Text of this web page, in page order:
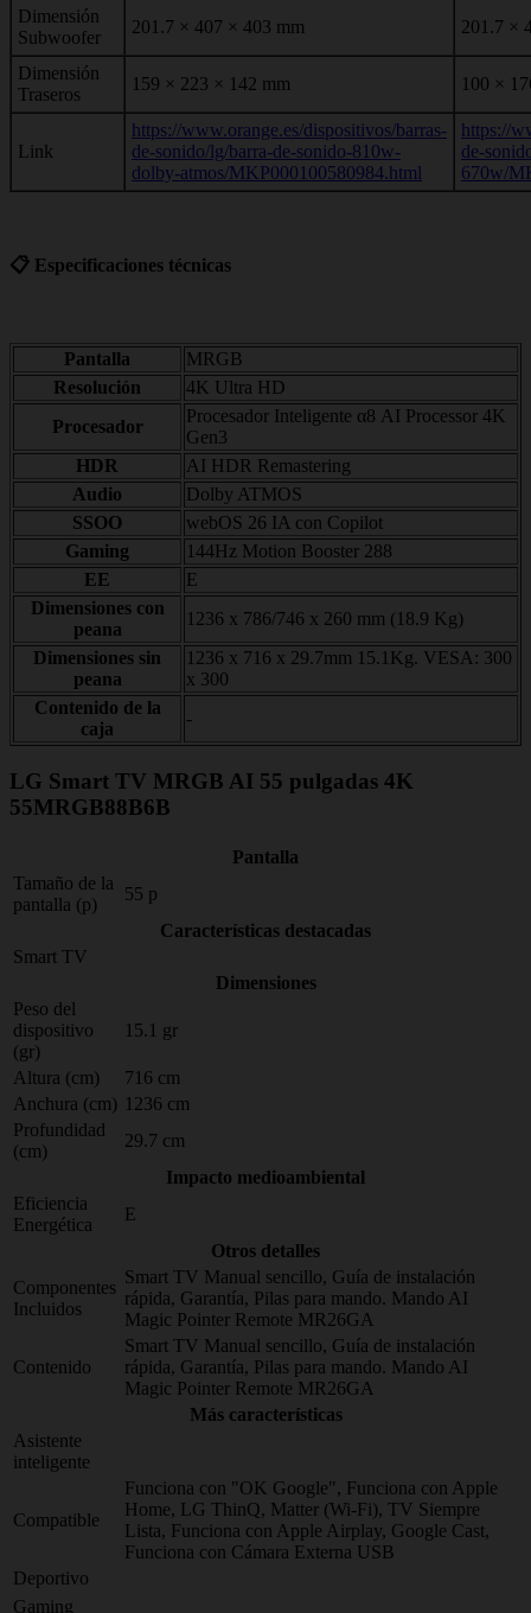
Dimensión
Subwoofer
201.7 × 407 × 403 mm 201.7 ×
Dimensión
Traseros
159 × 223 × 142 mm 100 ×
Link
https://www.orange.es/dispositivos/barras-
de-sonido/lg/barra-de-sonido-810w-
dolby-atmos/MKP000100580984.html
https://
de-
670w/
📋 Especificaciones técnicas
Pantalla
MRGB
Resolución
4K Ultra HD
Procesador
Procesador Inteligente α8 AI Processor 4K
Gen3
HDR
AI HDR Remastering
Audio
Dolby ATMOS
SSOO
webOS 26 IA con Copilot
Gaming
144Hz Motion Booster 288
EE
E
Dimensiones con
peana
1236 x 786/746 x 260 mm (18.9 Kg)
Dimensiones sin
peana
1236 x 716 x 29.7mm 15.1Kg. VESA: 300
x 300
Contenido de la
caja
-
LG Smart TV MRGB AI 55 pulgadas 4K
55MRGB88B6B
Pantalla
Tamaño de la
pantalla (p)
55 p
Características destacadas
Smart TV
Dimensiones
Peso del
dispositivo
(gr)
15.1 gr
Altura (cm)
716 cm
Anchura (cm) 1236 cm
Profundidad
(cm)
29.7 cm
Impacto medioambiental
Eficiencia
Energética
E
Otros detalles
Componentes
Incluidos
Smart TV Manual sencillo, Guía de instalación
rápida, Garantía, Pilas para mando. Mando AI
Magic Pointer Remote MR26GA
Contenido
Smart TV Manual sencillo, Guía de instalación
rápida, Garantía, Pilas para mando. Mando AI
Magic Pointer Remote MR26GA
Más características
Asistente
inteligente
Compatible
Funciona con "OK Google", Funciona con Apple
Home, LG ThinQ, Matter (Wi-Fi), TV Siempre
Lista, Funciona con Apple Airplay, Google Cast,
Funciona con Cámara Externa USB
Deportivo
Gaming